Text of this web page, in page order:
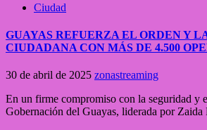
Ciudad
GUAYAS REFUERZA EL ORDEN Y
CIUDADANA CON MÁS DE 4.500
30 de abril de 2025 zonastreaming
En un firme compromiso con la seguridad y
Gobernación del Guayas, liderada por